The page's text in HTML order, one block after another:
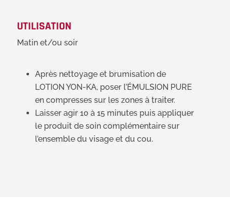
UTILISATION
Matin et/ou soir
Après nettoyage et brumisation de
LOTION YON-KA, poser l’ÉMULSION PURE
en compresses sur les zones à traiter.
Laisser agir 10 à 15 minutes puis appliquer
le produit de soin complémentaire sur
l’ensemble du visage et du cou.